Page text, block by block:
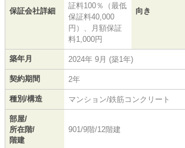
保証会社詳細
証料100％（最低
保証料40,000
円）、月額保証
料1,000円
向き
築年月 2024年 9月 (築1年)
契約期間 2年
種別/構造 マンション/鉄筋コンクリート
部屋/
所在階/
階建
901/9階/12階建